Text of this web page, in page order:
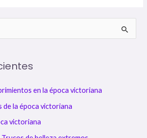
en la época victoriana
la época victoriana
victoriana